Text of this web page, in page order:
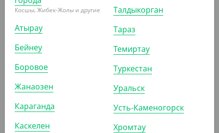
-18%
695₸
(13.90
Вилка фуршетная, прозрачная, 100 мм, Buffet
Косшы, Жибек-Жолы и другие
Атырау
Бейнеу
Боровое
Жанаозен
Караганда
Каскелен
Талдыкорган
Тараз
Темиртау
Туркестан
Уральск
Усть-Каменогорск
Хромтау